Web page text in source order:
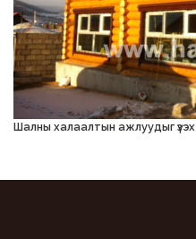
Шалны халаалтын ажлуудыг үзэх